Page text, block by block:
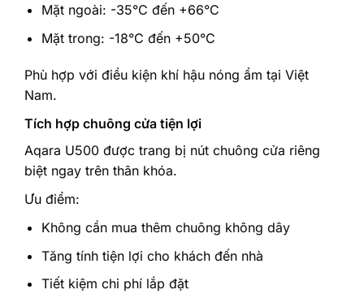
Mặt ngoài: -35°C đến +66°C
Mặt trong: -18°C đến +50°C
Phù hợp với điều kiện khí hậu nóng ẩm tại Việt
Nam.
Tích hợp chuông cửa tiện lợi
Aqara U500 được trang bị nút chuông cửa riêng
biệt ngay trên thân khóa.
Ưu điểm:
Không cần mua thêm chuông không dây
Tăng tính tiện lợi cho khách đến nhà
Tiết kiệm chi phí lắp đặt